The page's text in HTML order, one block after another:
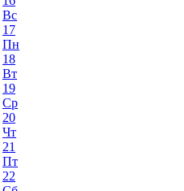
Вс
17
Пн
18
Вт
19
Ср
20
Чт
21
Пт
22